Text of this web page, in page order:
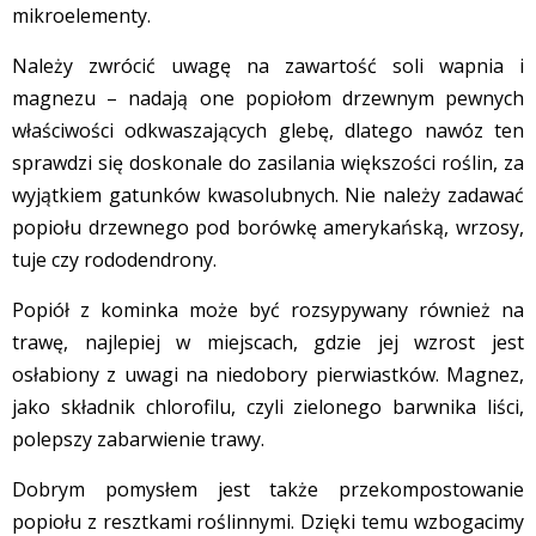
mikroelementy.
Należy zwrócić uwagę na zawartość soli wapnia i
magnezu – nadają one popiołom drzewnym pewnych
właściwości odkwaszających glebę, dlatego nawóz ten
sprawdzi się doskonale do zasilania większości roślin, za
wyjątkiem gatunków kwasolubnych. Nie należy zadawać
popiołu drzewnego pod borówkę amerykańską, wrzosy,
tuje czy rododendrony.
Popiół z kominka może być rozsypywany również na
trawę, najlepiej w miejscach, gdzie jej wzrost jest
osłabiony z uwagi na niedobory pierwiastków. Magnez,
jako składnik chlorofilu, czyli zielonego barwnika liści,
polepszy zabarwienie trawy.
Dobrym pomysłem jest także przekompostowanie
popiołu z resztkami roślinnymi. Dzięki temu wzbogacimy